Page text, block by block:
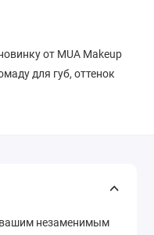
от MUA Makeup
для губ, оттенок
вашим незаменимым